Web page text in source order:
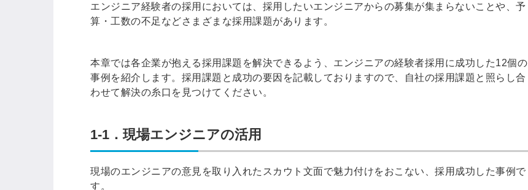
エンジニア経験者の採用においては、採用したいエンジニアからの募集が集まらないことや、予
算・工数の不足などさまざまな採用課題があります。
本章では各企業が抱える採用課題を解決できるよう、エンジニアの経験者採用に成功した12個の
事例を紹介します。採用課題と成功の要因を記載しておりますので、自社の採用課題と照らし合
わせて解決の糸口を見つけてください。
1-1．現場エンジニアの活用
現場のエンジニアの意見を取り入れたスカウト文面で魅力付けをおこない、採用成功した事例で
す。
他サービスIDでログイン
みんなの採用部があなたの許可
なく投稿することはありません
することはありませ
ん
たインタビュ
「自社の採用をよ